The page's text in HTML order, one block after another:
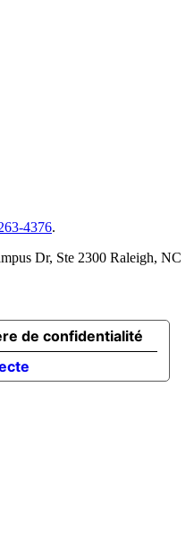
4376.
Dr, Ste 2300 Raleigh, NC
de confidentialité